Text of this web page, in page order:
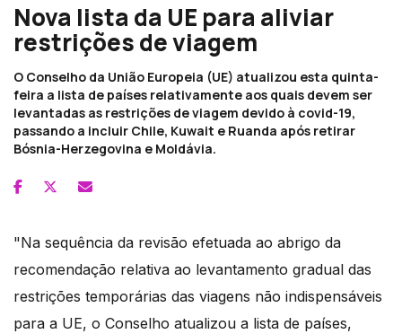
Nova lista da UE para aliviar
restrições de viagem
O Conselho da União Europeia (UE) atualizou esta quinta-
feira a lista de países relativamente aos quais devem ser
levantadas as restrições de viagem devido à covid-19,
passando a incluir Chile, Kuwait e Ruanda após retirar
Bósnia-Herzegovina e Moldávia.
"Na sequência da revisão efetuada ao abrigo da
recomendação relativa ao levantamento gradual das
restrições temporárias das viagens não indispensáveis
para a UE, o Conselho atualizou a lista de países,